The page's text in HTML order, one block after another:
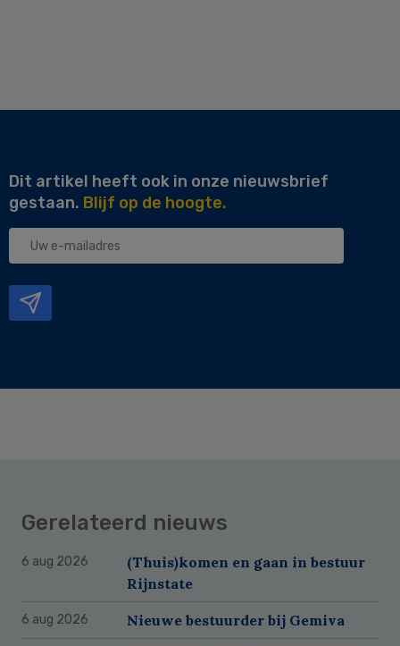
Dit artikel heeft ook in onze nieuwsbrief
gestaan. Blijf op de hoogte.
Uw
Gerelateerd nieuws
6 aug 2026
(Thuis)komen en gaan in bestuur
Rijnstate
6 aug 2026 Nieuwe bestuurder bij Gemiva